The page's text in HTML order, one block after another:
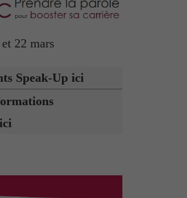
22 mars
Speak-Up ici
ici